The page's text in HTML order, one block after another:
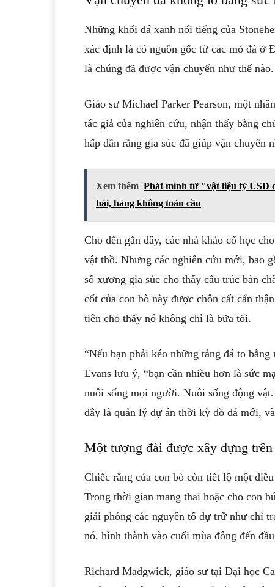
Những khối đá xanh nổi tiếng của
xác định là có nguồn gốc từ các mỏ đá ở
là chúng đã được vận chuyển như thế nào.
Giáo sư Michael Parker Pearson, một
tác giả của nghiên cứu, nhận thấy bằng
hấp dẫn rằng gia súc đã giúp vận chuyển
Xem thêm Phát minh từ "vật liệu tỷ USD
hải, hàng không toàn cầu
Cho đến gần đây, các nhà khảo cổ học
vật thồ. Nhưng các nghiên cứu mới, bao
số xương gia súc cho thấy cấu trúc bàn
cốt của con bò này được chôn cất cẩn
tiên cho thấy nó không chỉ là bữa tối.
“Nếu bạn phải kéo những tảng đá to
Evans lưu ý, “bạn cần nhiều hơn là sức
nuôi sống mọi người. Nuôi sống động
đây là quản lý dự án thời kỳ đồ đá mới,
Một tượng đài được xây dựng
Chiếc răng của con bò còn tiết lộ một
Trong thời gian mang thai hoặc cho con
giải phóng các nguyên tố dự trữ như chì
nó, hình thành vào cuối mùa đông đến
Richard Madgwick, giáo sư tại Đại học